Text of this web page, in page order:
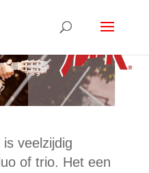
is veelzijdig
of trio. Het een